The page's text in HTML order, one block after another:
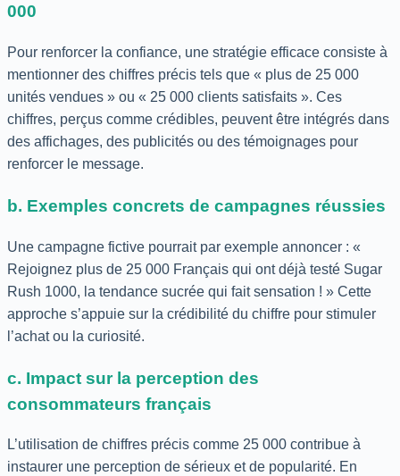
000
Pour renforcer la confiance, une stratégie efficace consiste à
mentionner des chiffres précis tels que « plus de 25 000
unités vendues » ou « 25 000 clients satisfaits ». Ces
chiffres, perçus comme crédibles, peuvent être intégrés dans
des affichages, des publicités ou des témoignages pour
renforcer le message.
b. Exemples concrets de campagnes réussies
Une campagne fictive pourrait par exemple annoncer : «
Rejoignez plus de 25 000 Français qui ont déjà testé Sugar
Rush 1000, la tendance sucrée qui fait sensation ! » Cette
approche s’appuie sur la crédibilité du chiffre pour stimuler
l’achat ou la curiosité.
c. Impact sur la perception des
consommateurs français
L’utilisation de chiffres précis comme 25 000 contribue à
instaurer une perception de sérieux et de popularité. En